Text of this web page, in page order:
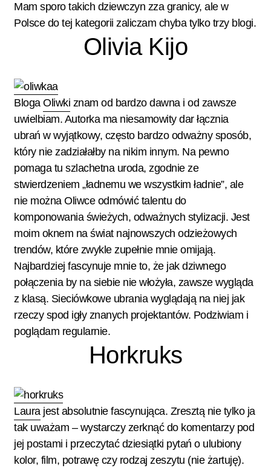
Mam sporo takich dziewczyn zza granicy, ale w
Polsce do tej kategorii zaliczam chyba tylko trzy blogi.
Olivia Kijo
Bloga Oliwki znam od bardzo dawna i od zawsze
uwielbiam. Autorka ma niesamowity dar łącznia
ubrań w wyjątkowy, często bardzo odważny sposób,
który nie zadziałałby na nikim innym. Na pewno
pomaga tu szlachetna uroda, zgodnie ze
stwierdzeniem „ładnemu we wszystkim ładnie”, ale
nie można Oliwce odmówić talentu do
komponowania świeżych, odważnych stylizacji. Jest
moim oknem na świat najnowszych odzieżowych
trendów, które zwykle zupełnie mnie omijają.
Najbardziej fascynuje mnie to, że jak dziwnego
połączenia by na siebie nie włożyła, zawsze wygląda
z klasą. Sieciówkowe ubrania wyglądają na niej jak
rzeczy spod igły znanych projektantów. Podziwiam i
poglądam regularnie.
Horkruks
Laurajest absolutnie fascynująca. Zresztą nie tylko ja
tak uważam – wystarczy zerknąć do komentarzy pod
jej postami i przeczytać dziesiątki pytań o ulubiony
kolor, film, potrawę czy rodzaj zeszytu (nie żartuję).